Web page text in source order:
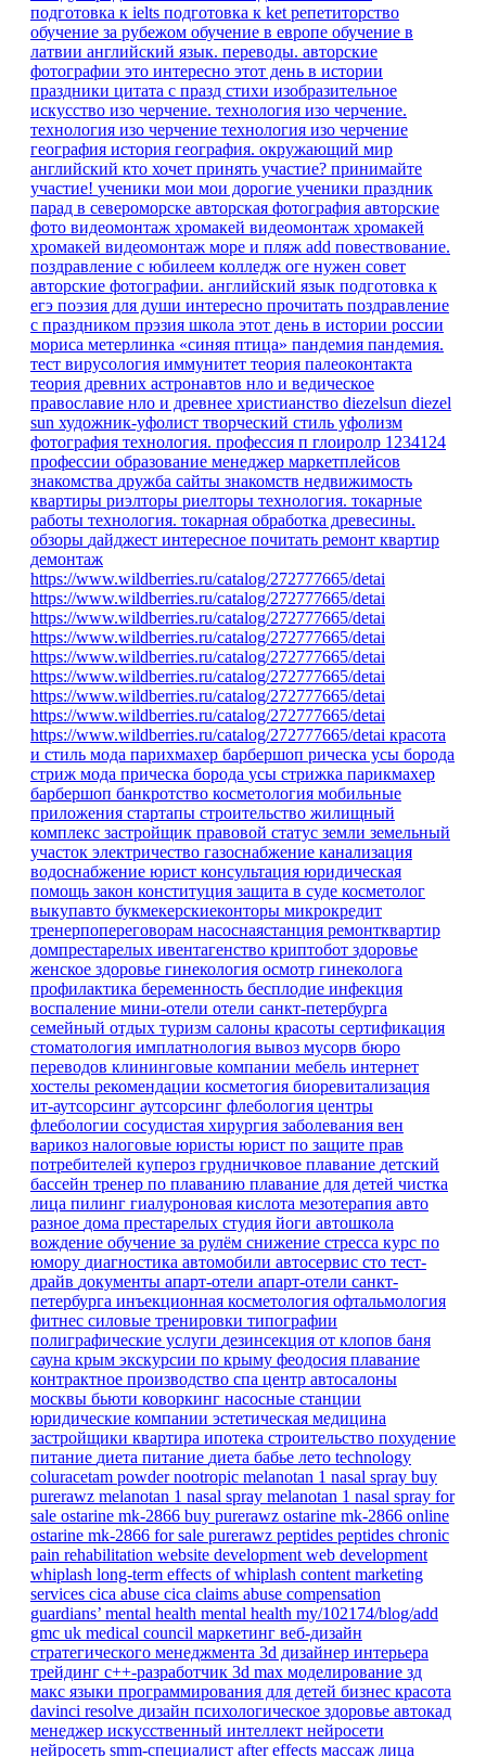
подготовка к ielts подготовка к ket репетиторство
обучение за рубежом обучение в европе обучение в
латвии английский язык. переводы. авторские
фотографии это интересно этот день в истории
праздники цитата с празд стихи изобразительное
искусство изо черчение. технология изо черчение.
технология изо черчение технология изо черчение
география история география. окружающий мир
английский кто хочет принять участие? принимайте
участие! ученики мои мои дорогие ученики праздник
парад в североморске авторская фотография авторские
фото видеомонтаж хромакей видеомонтаж хромакей
хромакей видеомонтаж море и пляж add повествование.
поздравление с юбилеем колледж оге нужен совет
авторские фотографии. английский язык подготовка к
егэ поэзия для души интересно прочитать поздравление
с праздником прэзия школа этот день в истории россии
мориса метерлинка «синяя птица» пандемия пандемия.
тест вирусология иммунитет теория палеоконтакта
теория древних астронавтов нло и ведическое
православие нло и древнее христианство diezelsun diezel
sun художник-уфолист творческий стиль уфолизм
фотография технология. профессия п глоиролр 1234124
профессии образование менеджер маркетплейсов
знакомства дружба сайты знакомств недвижимость
квартиры риэлторы риелторы технология. токарные
работы технология. токарная обработка древесины.
обзоры дайджест интересное почитать ремонт квартир
демонтаж
https://www.wildberries.ru/catalog/272777665/detai
https://www.wildberries.ru/catalog/272777665/detai
https://www.wildberries.ru/catalog/272777665/detai
https://www.wildberries.ru/catalog/272777665/detai
https://www.wildberries.ru/catalog/272777665/detai
https://www.wildberries.ru/catalog/272777665/detai
https://www.wildberries.ru/catalog/272777665/detai
https://www.wildberries.ru/catalog/272777665/detai
https://www.wildberries.ru/catalog/272777665/detai красота
и стиль мода парихмахер барбершоп рическа усы борода
стриж мода прическа борода усы стрижка парикмахер
барбершоп банкротство косметология мобильные
приложения стартапы строительство жилищный
комплекс застройщик правовой статус земли земельный
участок электричество газоснабжение канализация
водоснабжение юрист консультация юридическая
помощь закон конституция защита в суде косметолог
выкупавто букмекерскиеконторы микрокредит
тренерпопереговорам насоснаястанция ремонтквартир
домпрестарелых ивентагенство криптобот здоровье
женское здоровье гинекология осмотр гинеколога
профилактика беременность бесплодие инфекция
воспаление мини-отели отели санкт-петербурга
семейный отдых туризм салоны красоты сертификация
стоматология имплатнология вывоз мусорв бюро
переводов клининговые компании мебель интернет
хостелы рекомендации косметогия биоревитализация
ит-аутсорсинг аутсорсинг флебология центры
флебологии сосудистая хирургия заболевания вен
варикоз налоговые юристы юрист по защите прав
потребителей купероз грудничковое плавание детский
бассейн тренер по плаванию плавание для детей чистка
лица пилинг гиалуроновая кислота мезотерапия авто
разное дома престарелых студия йоги автошкола
вождение обучение за рулём снижение стресса курс по
юмору диагностика автомобили автосервис сто тест-
драйв документы апарт-отели апарт-отели санкт-
петербурга инъекционная косметология офтальмология
фитнес силовые тренировки типографии
полиграфические услуги дезинсекция от клопов баня
сауна крым экскурсии по крыму феодосия плавание
контрактное производство спа центр автосалоны
москвы бьюти коворкинг насосные станции
юридические компании эстетическая медицина
застройщики квартира ипотека строительство похудение
питание диета питание диета бабье лето technology
coluracetam powdernootropic melanotan 1 nasal spray buy
purerawz melanotan 1 nasal spray melanotan 1 nasal spray for
sale ostarine mk-2866 buy purerawz ostarine mk-2866 online
ostarine mk-2866 for sale purerawz peptides peptides chronic
pain rehabilitation website development web development
whiplash long-term effects of whiplash content marketing
services cica abuse cica claims abuse compensation
guardians’ mental health mental health my/102174/blog/add
gmc uk medical council маркетинг веб-дизайн
стратегического менеджмента 3d дизайнер интерьера
трейдинг c++-разработчик 3d max моделирование зд
макс языки программирования для детей бизнес красота
davinci resolve дизайн психологическое здоровье автокад
менеджер искусственный интеллект нейросети
нейросеть smm-специалист after effects массаж лица